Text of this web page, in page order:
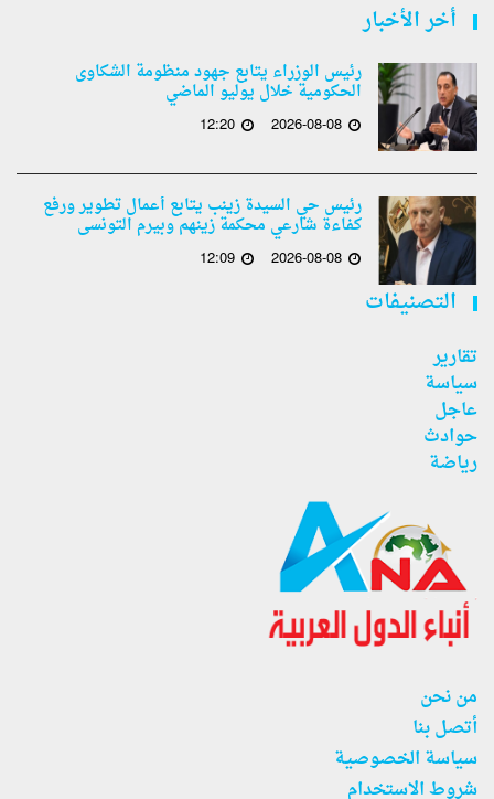
أخر الأخبار
رئيس الوزراء يتابع جهود منظومة الشكاوى
الحكومية خلال يوليو الماضي
2026-08-08
12:20
رئيس حي السيدة زينب يتابع أعمال تطوير ورفع
كفاءة شارعي محكمة زينهم وبيرم التونسى
2026-08-08
12:09
التصنيفات
تقارير
سياسة
عاجل
حوادث
رياضة
من نحن
أتصل بنا
سياسة الخصوصية
شروط الاستخدام